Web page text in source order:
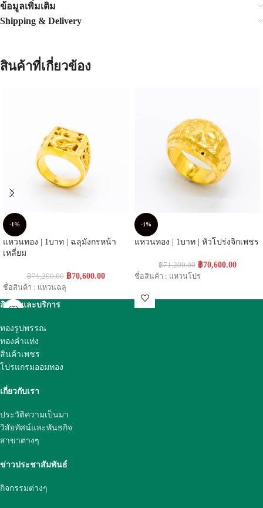
ข้อมูลเพิ่มเติม
Shipping & Delivery
สินค้าที่เกี่ยวข้อง
-1%
แหวนทอง | 1บาท | ฉลุมังกรหน้า
เหลี่ยม
฿71,200.00 ฿70,600.00
ชื่อสินค้า : แหวนฉลุ
-1%
แหวนทอง | 1บาท | หัวโปร่งจิกเพชร
฿71,200.00 ฿70,600.00
ชื่อสินค้า : แหวนโปร
สินค้าและบริการ
ทองรูปพรรณ
ทองคำแท่ง
สินค้าเพชร
โปรแกรมออมทอง
เกี่ยวกับเรา
ประวัติความเป็นมา
วิสัยทัศน์และพันธกิจ
สาขาต่างๆ
ข่าวประชาสัมพันธ์
กิจกรรมต่างๆ